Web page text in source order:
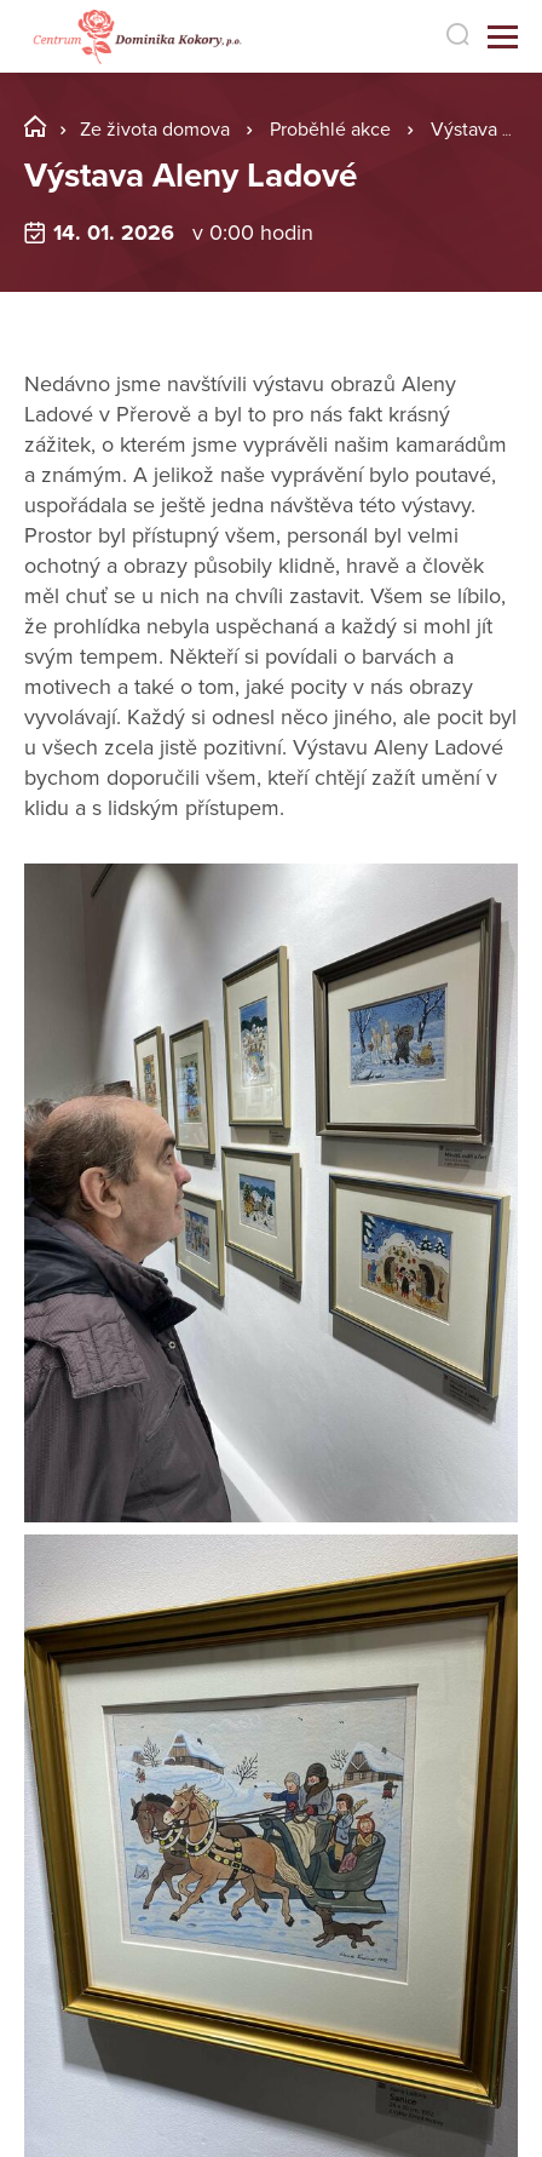
Ze života domova Proběhlé akce Výstava Aleny Ladové
Výstava Aleny Ladové
14. 01. 2026 v 0:00 hodin
Nedávno jsme navštívili výstavu obrazů Aleny
Ladové v Přerově a byl to pro nás fakt krásný
zážitek, o kterém jsme vyprávěli našim kamarádům
a známým. A jelikož naše vyprávění bylo poutavé,
uspořádala se ještě jedna návštěva této výstavy.
Prostor byl přístupný všem, personál byl velmi
ochotný a obrazy působily klidně, hravě a člověk
měl chuť se u nich na chvíli zastavit. Všem se líbilo,
že prohlídka nebyla uspěchaná a každý si mohl jít
svým tempem. Někteří si povídali o barvách a
motivech a také o tom, jaké pocity v nás obrazy
vyvolávají. Každý si odnesl něco jiného, ale pocit byl
u všech zcela jistě pozitivní. Výstavu Aleny Ladové
bychom doporučili všem, kteří chtějí zažít umění v
klidu a s lidským přístupem.